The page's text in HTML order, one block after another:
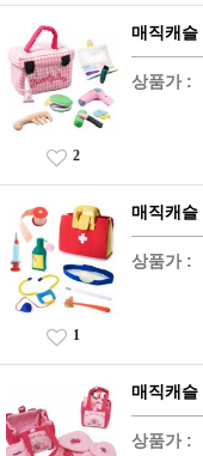
매직캐슬
상품가 :
2
매직캐슬
상품가 :
1
매직캐슬
상품가 :